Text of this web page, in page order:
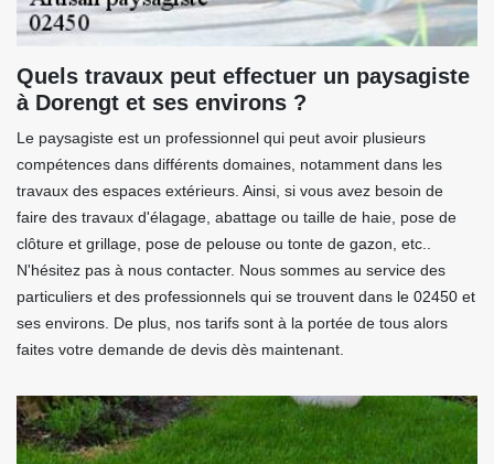
Quels travaux peut effectuer un paysagiste
à Dorengt et ses environs ?
Le paysagiste est un professionnel qui peut avoir plusieurs
compétences dans différents domaines, notamment dans les
travaux des espaces extérieurs. Ainsi, si vous avez besoin de
faire des travaux d'élagage, abattage ou taille de haie, pose de
clôture et grillage, pose de pelouse ou tonte de gazon, etc..
N'hésitez pas à nous contacter. Nous sommes au service des
particuliers et des professionnels qui se trouvent dans le 02450 et
ses environs. De plus, nos tarifs sont à la portée de tous alors
faites votre demande de devis dès maintenant.